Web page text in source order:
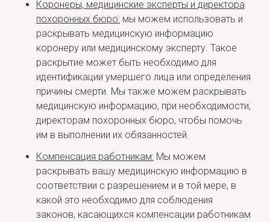
Коронеры, медицинские эксперты и директора
похоронных бюро: мы можем использовать и
раскрывать медицинскую информацию
коронеру или медицинскому эксперту. Такое
раскрытие может быть необходимо для
идентификации умершего лица или определения
причины смерти. Мы также можем раскрывать
медицинскую информацию, при необходимости,
директорам похоронных бюро, чтобы помочь
им в выполнении их обязанностей.
Компенсация работникам: Мы можем
раскрывать вашу медицинскую информацию в
соответствии с разрешением и в той мере, в
какой это необходимо для соблюдения
законов, касающихся компенсации работникам